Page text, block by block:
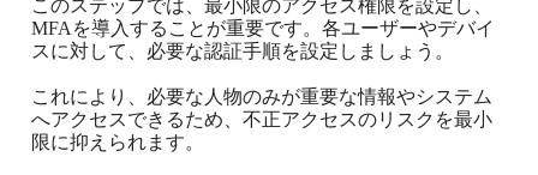
このステップでは、最小限のアクセス権限を設定し、
MFAを導入することが重要です。各ユーザーやデバイ
スに対して、必要な認証手順を設定しましょう。
これにより、必要な人物のみが重要な情報やシステム
へアクセスできるため、不正アクセスのリスクを最小
限に抑えられます。